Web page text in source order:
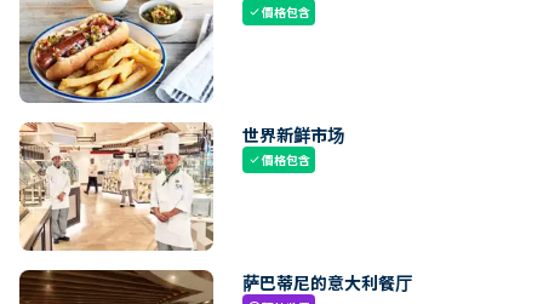
check價格包含
世界新鲜市场
check價格包含
萨巴蒂尼的意大利餐厅